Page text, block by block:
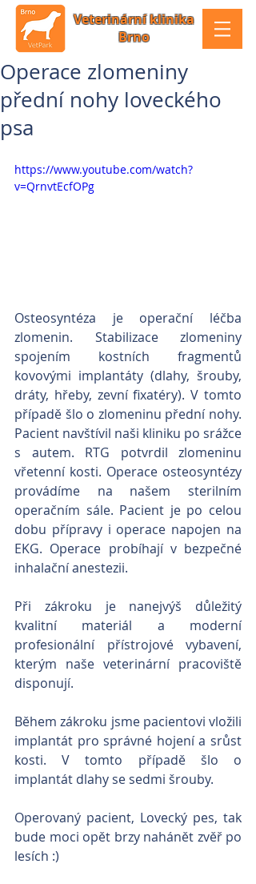
Veterinární klinika
Brno
Operace zlomeniny
přední nohy loveckého
psa
https://www.youtube.com/watch?
v=QrnvtEcfOPg
Osteosyntéza je operační léčba
zlomenin. Stabilizace zlomeniny
spojením kostních fragmentů
kovovými implantáty (dlahy, šrouby,
dráty, hřeby, zevní fixatéry). V tomto
případě šlo o zlomeninu přední nohy.
Pacient navštívil naši kliniku po srážce
s autem. RTG potvrdil zlomeninu
vřetenní kosti. Operace osteosyntézy
provádíme na našem sterilním
operačním sále. Pacient je po celou
dobu přípravy i operace napojen na
EKG. Operace probíhají v bezpečné
inhalační anestezii.
Při zákroku je nanejvýš důležitý
kvalitní materiál a moderní
profesionální přístrojové vybavení,
kterým naše veterinární pracoviště
disponují.
Během zákroku jsme pacientovi vložili
implantát pro správné hojení a srůst
kosti. V tomto případě šlo o
implantát dlahy se sedmi šrouby.
Operovaný pacient, Lovecký pes, tak
bude moci opět brzy nahánět zvěř po
lesích :)